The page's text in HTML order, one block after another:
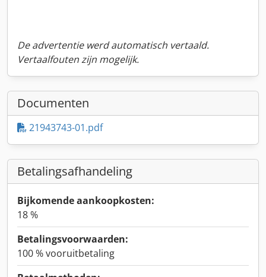
De advertentie werd automatisch vertaald.
Vertaalfouten zijn mogelijk.
Documenten
21943743-01.pdf
Betalingsafhandeling
Bijkomende aankoopkosten:
18 %
Betalingsvoorwaarden:
100 % vooruitbetaling